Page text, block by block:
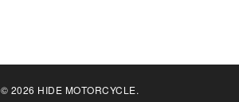
© 2026 HIDE MOTORCYCLE.